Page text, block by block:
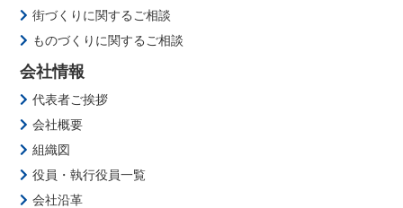
街づくりに関するご相談
ものづくりに関するご相談
会社情報
代表者ご挨拶
会社概要
組織図
役員・執行役員一覧
会社沿革